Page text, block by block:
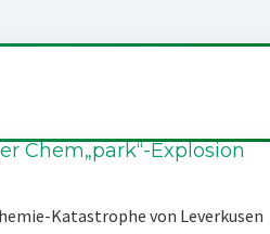
Chem„park“-Explosion
Katastrophe von Leverkusen